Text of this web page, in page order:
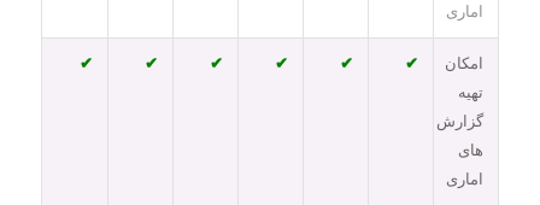
اماری
امکان
تهیه
گزارش
های
اماری
✔
✔
✔
✔
✔
✔